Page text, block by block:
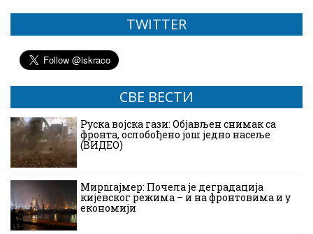
TWITTER
СВЕ ВЕСТИ
Руска војска гази: Објављен снимак са
фронта, ослобођено још једно насеље
(ВИДЕО)
Миршајмер: Почела је деградација
кијевског режима – и на фронтовима и у
економији